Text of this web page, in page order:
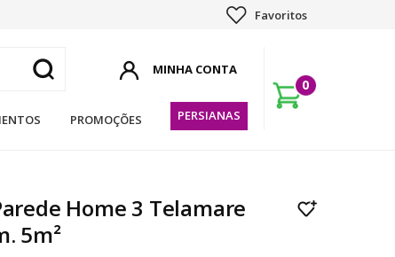
Favoritos
PROMOÇÕES PERSIANAS
0
Home 3 Telamare
5m²